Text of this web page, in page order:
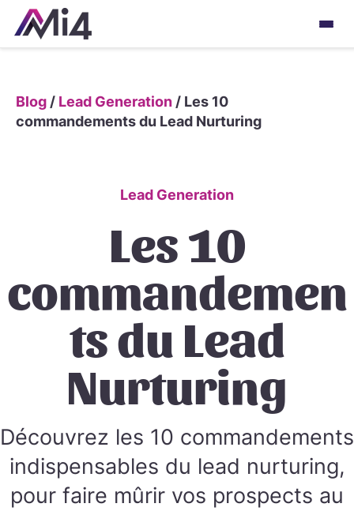
Blog / Lead Generation / Les 10
commandements du Lead Nurturing
Lead Generation
Les 10
commandemen
ts du Lead
Nurturing
Découvrez les 10 commandements
indispensables du lead nurturing,
pour faire mûrir vos prospects au